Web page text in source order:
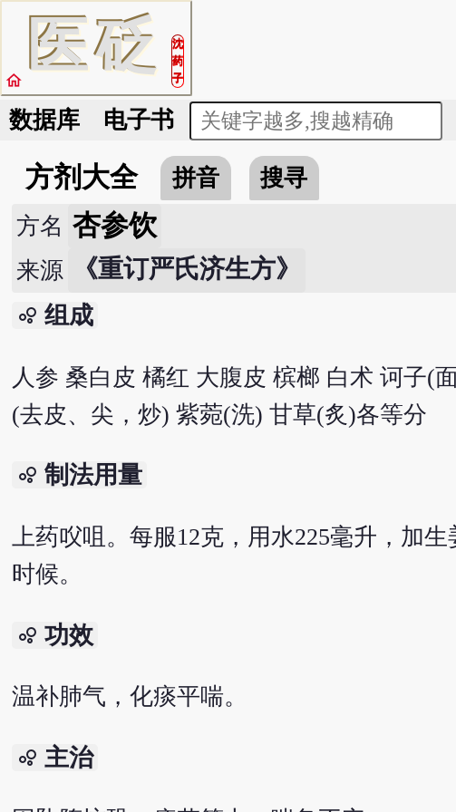
医砭
沈
药
子
home
数据库 电子书
方剂大全 拼音 搜寻
方名 杏参饮
来源 《重订严氏济生方》
bubble_chart 组成
人参 桑白皮 橘红 大腹皮 槟榔 白术 诃子(
(去皮、尖，炒) 紫菀(洗) 甘草(炙)各等分
bubble_chart 制法用量
上药㕮咀。每服12克，用水225毫升，加
时候。
bubble_chart 功效
温补肺气，化痰平喘。
bubble_chart 主治